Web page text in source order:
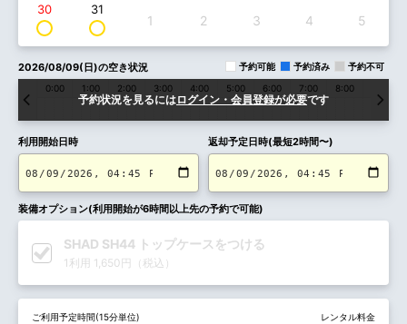
30 31
1 2 3 4 5
2026/08/09(日)の空き状況 予約可能 予約済み 予約不可
予約状況を見るにはログイン・会員登録が必要です
0:00 1:00 2:00 3:00 4:00 5:00 6:00 7:00 8:00
利用開始日時 返却予定日時(最短2時間〜)
装備オプション(利用開始が6時間以上先の予約で可能)
SHAD SH44 トップケースをつける
1利用 1,650円（税込）
ご利用予定時間(15分単位) レンタル料金